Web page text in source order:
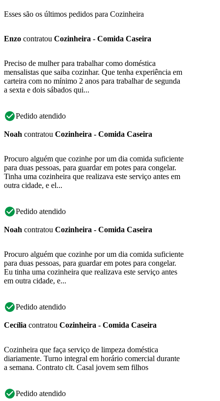
Esses são os últimos pedidos para Cozinheira
Enzo contratou Cozinheira - Comida Caseira
Preciso de mulher para trabalhar como doméstica
mensalistas que saiba cozinhar. Que tenha experiência em
carteira com no mínimo 2 anos para trabalhar de segunda
a sexta e dois sábados qui...
Pedido atendido
Noah contratou Cozinheira - Comida Caseira
Procuro alguém que cozinhe por um dia comida suficiente
para duas pessoas, para guardar em potes para congelar.
Tinha uma cozinheira que realizava este serviço antes em
outra cidade, e el...
Pedido atendido
Noah contratou Cozinheira - Comida Caseira
Procuro alguém que cozinhe por um dia comida suficiente
para duas pessoas, para guardar em potes para congelar.
Eu tinha uma cozinheira que realizava este serviço antes
em outra cidade, e...
Pedido atendido
Cecília contratou Cozinheira - Comida Caseira
Cozinheira que faça serviço de limpeza doméstica
diariamente. Turno integral em horário comercial durante
a semana. Contrato clt. Casal jovem sem filhos
Pedido atendido